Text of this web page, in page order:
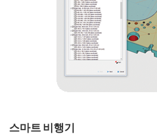
스마트 비행기